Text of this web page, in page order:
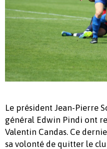
Le président Jean-Pierre
général Edwin Pindi ont
Valentin Candas. Ce
sa volonté de quitter le